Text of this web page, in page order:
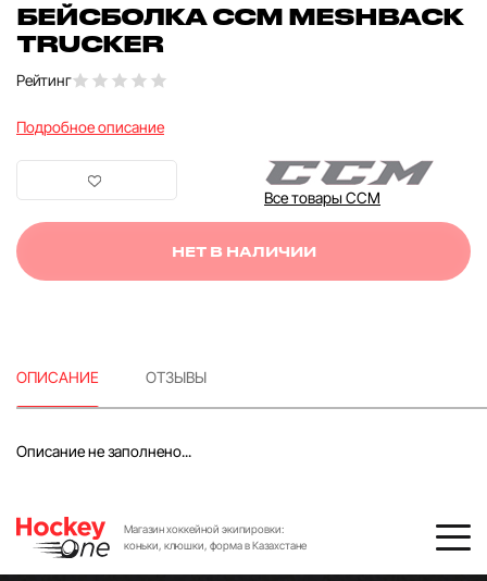
БЕЙСБОЛКА CCM MESHBACK
TRUCKER
Рейтинг
Подробное описание
Все товары CCM
НЕТ В НАЛИЧИИ
ОПИСАНИЕ ОТЗЫВЫ
Описание не заполнено...
Магазин хоккейной экипировки:
коньки, клюшки, форма в Казахстане